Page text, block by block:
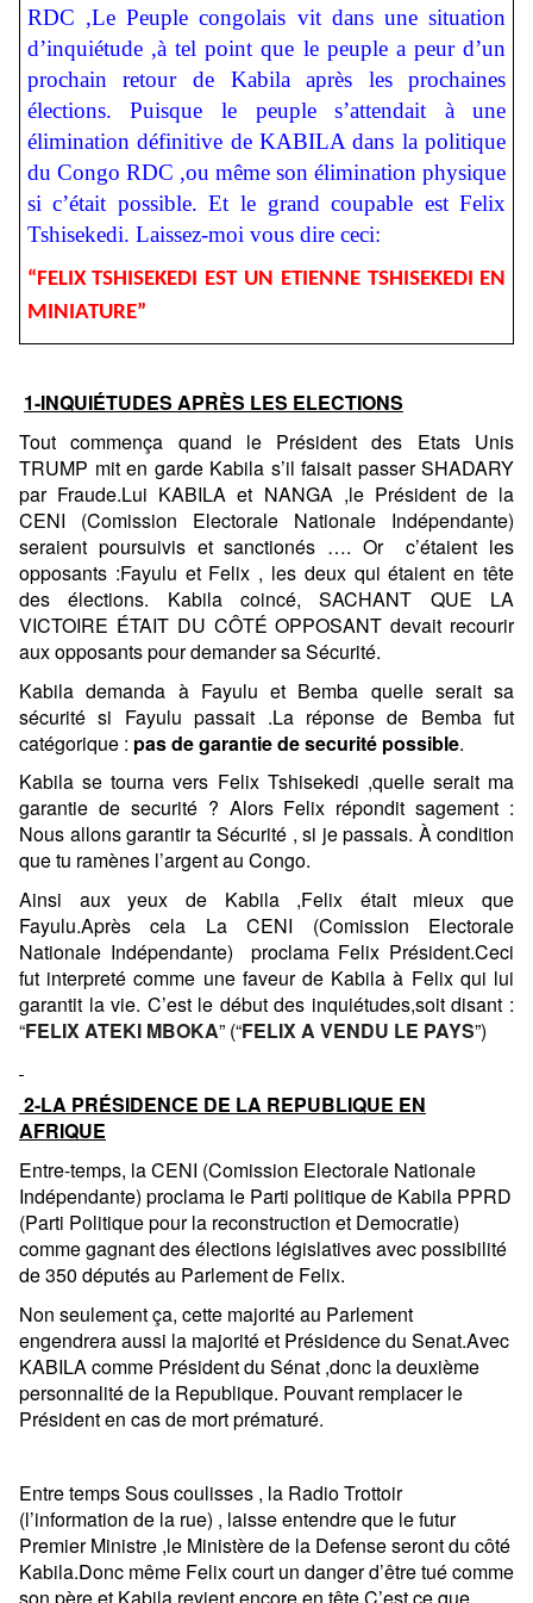
RDC ,Le Peuple congolais vit dans une situation
d’inquiétude ,à tel point que le peuple a peur d’un
prochain retour de Kabila après les prochaines
élections. Puisque le peuple s’attendait à une
élimination définitive de KABILA dans la politique
du Congo RDC ,ou même son élimination physique
si c’était possible. Et le grand coupable est Felix
Tshisekedi. Laissez-moi vous dire ceci:
“FELIX TSHISEKEDI EST UN ETIENNE TSHISEKEDI EN
MINIATURE”
1-INQUIÉTUDES APRÈS LES ELECTIONS
Tout commença quand le Président des Etats Unis
TRUMP mit en garde Kabila s’il faisait passer SHADARY
par Fraude.Lui KABILA et NANGA ,le Président de la
CENI (Comission Electorale Nationale Indépendante)
seraient poursuivis et sanctionés …. Or c’étaient les
opposants :Fayulu et Felix , les deux qui étaient en tête
des élections. Kabila coincé, SACHANT QUE LA
VICTOIRE ÉTAIT DU CÔTÉ OPPOSANT devait recourir
aux opposants pour demander sa Sécurité.
Kabila demanda à Fayulu et Bemba quelle serait sa
sécurité si Fayulu passait .La réponse de Bemba fut
catégorique : pas de garantie de securité possible.
Kabila se tourna vers Felix Tshisekedi ,quelle serait ma
garantie de securité ? Alors Felix répondit sagement :
Nous allons garantir ta Sécurité , si je passais. À condition
que tu ramènes l’argent au Congo.
Ainsi aux yeux de Kabila ,Felix était mieux que
Fayulu.Après cela La CENI (Comission Electorale
Nationale Indépendante) proclama Felix Président.Ceci
fut interpreté comme une faveur de Kabila à Felix qui lui
garantit la vie. C’est le début des inquiétudes,soit disant :
“FELIX ATEKI MBOKA” (“FELIX A VENDU LE PAYS”)
2-LA PRÉSIDENCE DE LA REPUBLIQUE EN
AFRIQUE
Entre-temps, la CENI (Comission Electorale Nationale
Indépendante) proclama le Parti politique de Kabila PPRD
(Parti Politique pour la reconstruction et Democratie)
comme gagnant des élections législatives avec possibilité
de 350 députés au Parlement de Felix.
Non seulement ça, cette majorité au Parlement
engendrera aussi la majorité et Présidence du Senat.Avec
KABILA comme Président du Sénat ,donc la deuxième
personnalité de la Republique. Pouvant remplacer le
Président en cas de mort prématuré.
Entre temps Sous coulisses , la Radio Trottoir
(l’information de la rue) , laisse entendre que le futur
Premier Ministre ,le Ministère de la Defense seront du côté
Kabila.Donc même Felix court un danger d’être tué comme